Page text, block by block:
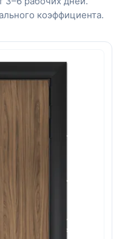
коэффициента.